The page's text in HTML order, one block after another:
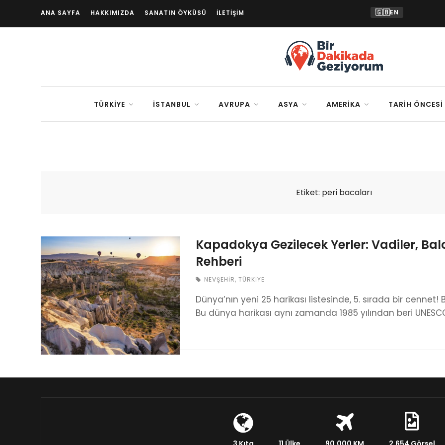
ANA SAYFA HAKKIMIZDA SANATIN ÖYKÜSÜ İLETIŞIM 🇬🇧EN
TÜRKIYE İSTANBUL AVRUPA ASYA AMERIKA TARIH ÖNCESI
Etiket: peri bacaları
Kapadokya Gezilecek Yerler: Vadiler,
Rehberi
NEVŞEHIR, TÜRKIYE
Dünya’nın yeni 25 harikası listesinde, 5. sırada bir
Bu dünya harikası aynı zamanda 1985 yılından beri